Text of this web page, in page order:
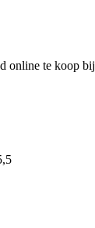
online te koop